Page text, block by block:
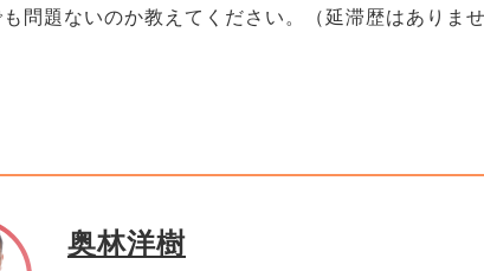
問題ないのか教えてください。（延滞歴はありませ
奥林洋樹